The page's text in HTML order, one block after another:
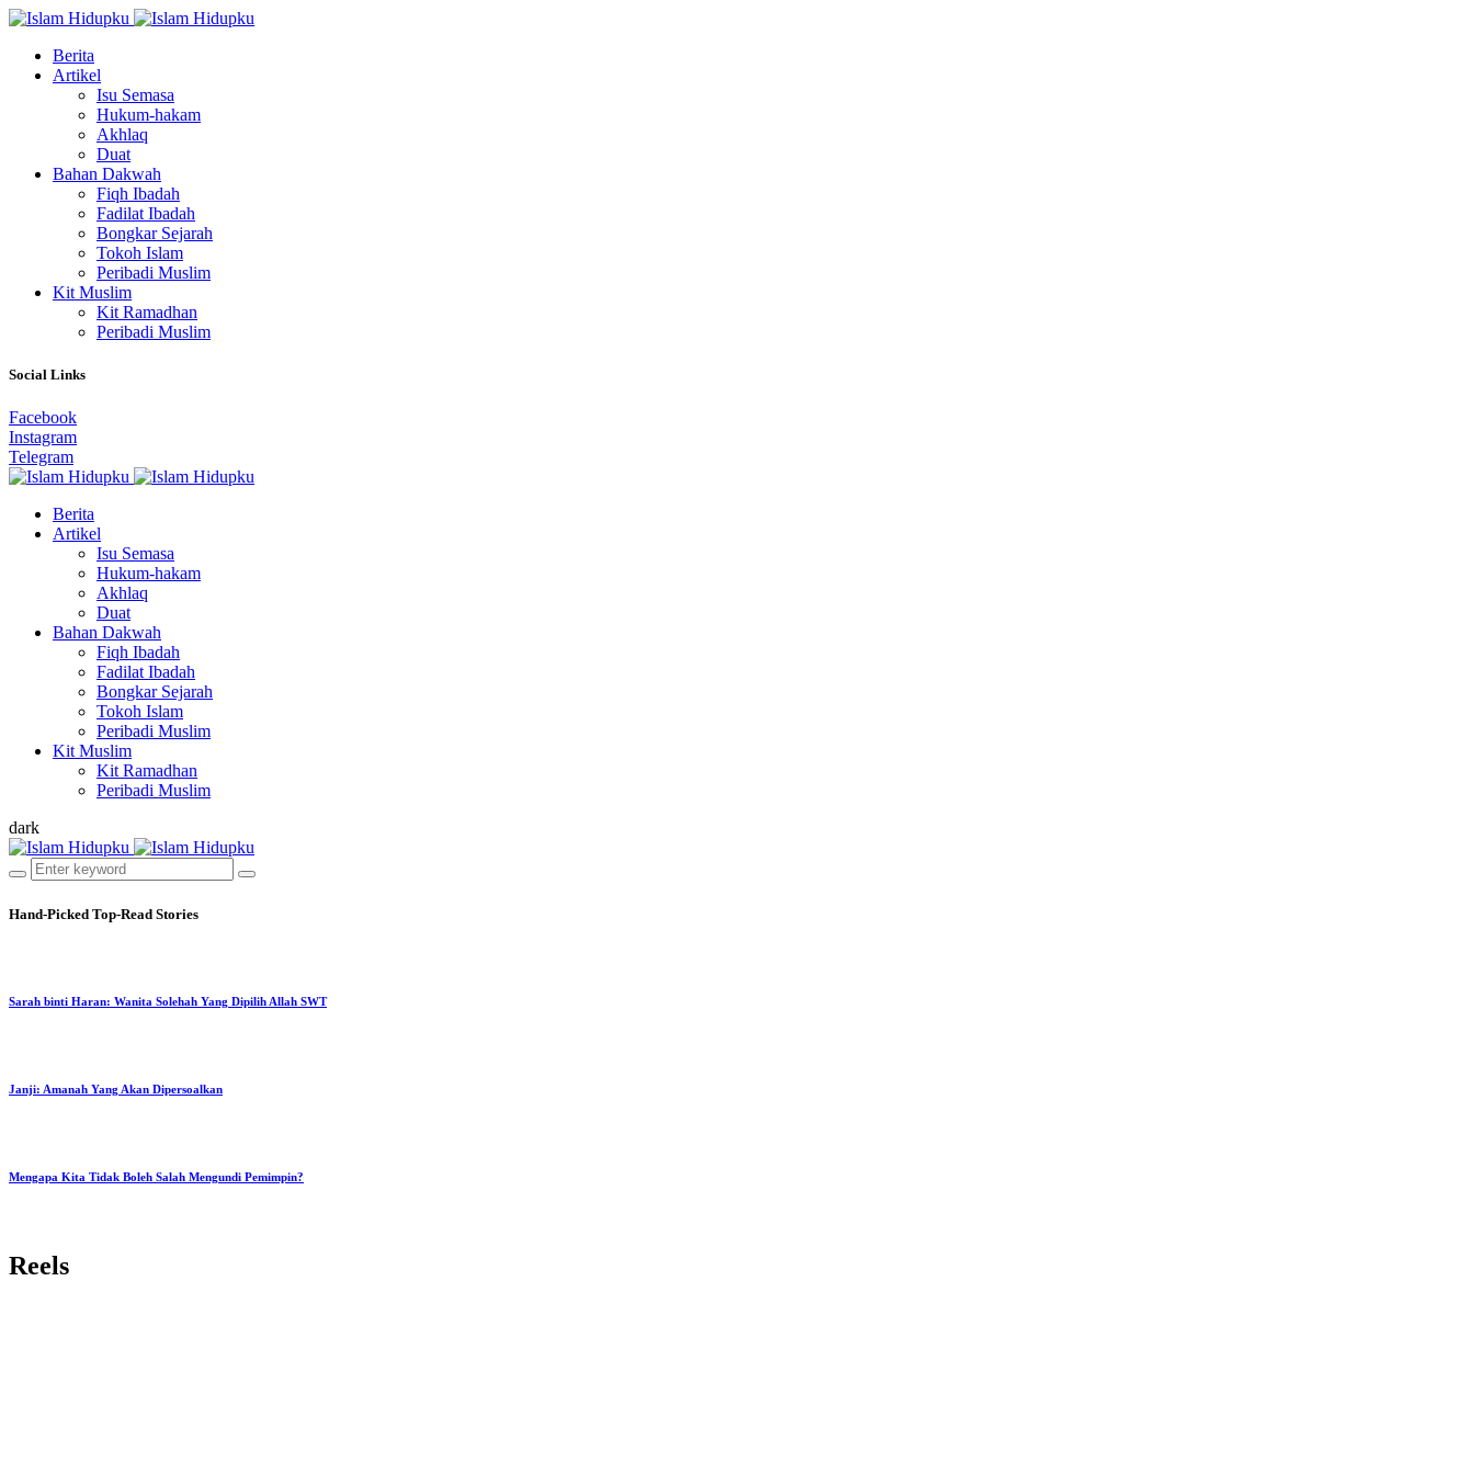
Berita
Artikel
Isu Semasa
Hukum-hakam
Akhlaq
Duat
Bahan Dakwah
Fiqh Ibadah
Fadilat Ibadah
Bongkar Sejarah
Tokoh Islam
Peribadi Muslim
Kit Muslim
Kit Ramadhan
Peribadi Muslim
Social Links
Facebook
Instagram
Telegram
Berita
Artikel
Isu Semasa
Hukum-hakam
Akhlaq
Duat
Bahan Dakwah
Fiqh Ibadah
Fadilat Ibadah
Bongkar Sejarah
Tokoh Islam
Peribadi Muslim
Kit Muslim
Kit Ramadhan
Peribadi Muslim
dark
Hand-Picked Top-Read Stories
Sarah binti Haran: Wanita Solehah Yang Dipilih Allah SWT
Janji: Amanah Yang Akan Dipersoalkan
Mengapa Kita Tidak Boleh Salah Mengundi Pemimpin?
Reels